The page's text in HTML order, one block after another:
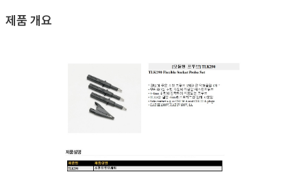
제품 개요